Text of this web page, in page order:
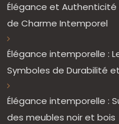
Élégance et Authenticité
de Charme Intemporel
Élégance intemporelle :
Symboles de Durabilité
Élégance intemporelle :
des meubles noir et bois